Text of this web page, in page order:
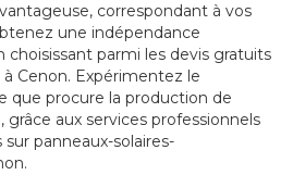
correspondant à vos
une indépendance
choisissant parmi les devis gratuits
Cenon. Expérimentez le
que procure la production de
aux services professionnels
panneaux-solaires-